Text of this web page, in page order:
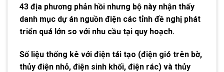
43 địa phương phản hồi nhưng bộ này nhận thấy
danh mục dự án nguồn điện các tỉnh đề nghị phát
triển quá lớn so với nhu cầu tại quy hoạch.
Số liệu thống kê với điện tái tạo (điện gió trên bờ,
thủy điện nhỏ, điện sinh khối, điện rác) và thủy